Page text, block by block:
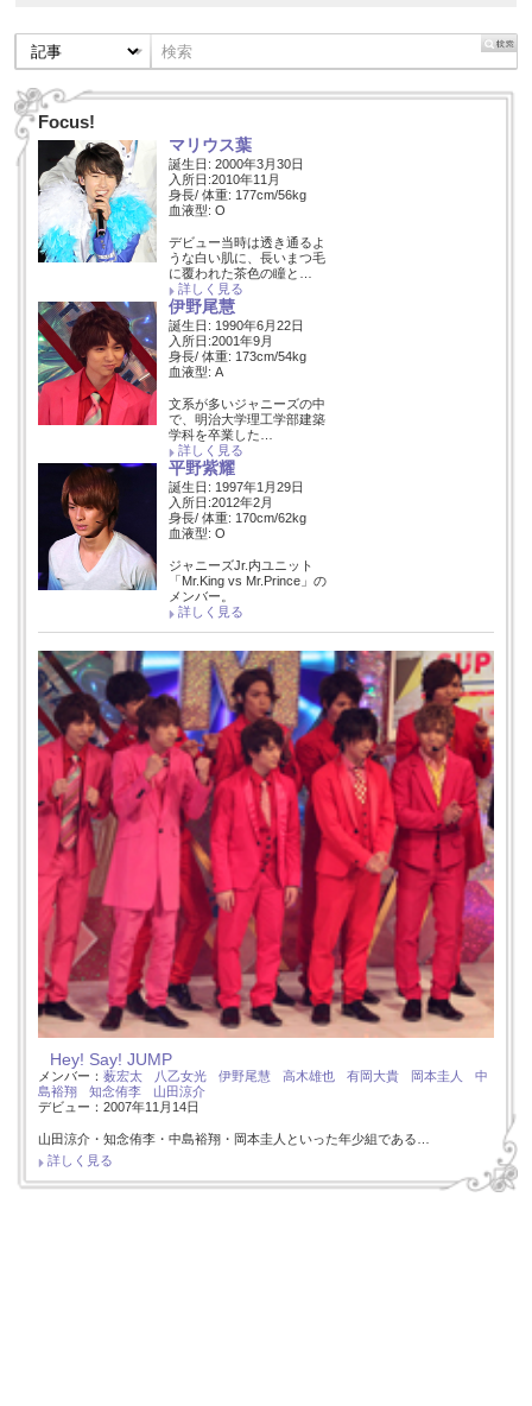
Focus!
マリウス葉
誕生日: 2000年3月30日
入所日:2010年11月
身長/ 体重: 177cm/56kg
血液型: O
デビュー当時は透き通るよ
うな白い肌に、長いまつ毛
に覆われた茶色の瞳と…
詳しく見る
伊野尾慧
誕生日: 1990年6月22日
入所日:2001年9月
身長/ 体重: 173cm/54kg
血液型: A
文系が多いジャニーズの中
で、明治大学理工学部建築
学科を卒業した…
詳しく見る
平野紫耀
誕生日: 1997年1月29日
入所日:2012年2月
身長/ 体重: 170cm/62kg
血液型: O
ジャニーズJr.内ユニット
「Mr.King vs Mr.Prince」の
メンバー。
詳しく見る
Hey! Say! JUMP
メンバー： 薮宏太 八乙女光 伊野尾慧 高木雄也 有岡大貴 岡本圭人
中
島裕翔
知念侑李
山田涼介
デビュー：2007年11月14日
山田涼介・知念侑李・中島裕翔・岡本圭人といった年少組である…
詳しく見る